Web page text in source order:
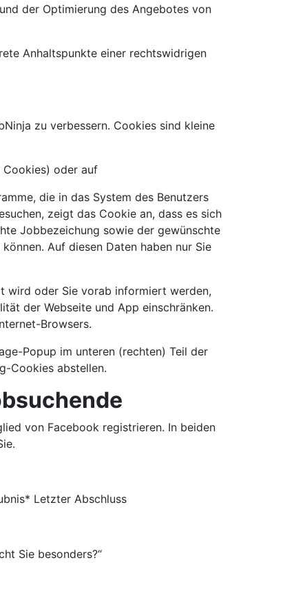
der Optimierung des Angebotes von
Anhaltspunkte einer rechtswidrigen
zu verbessern. Cookies sind kleine
Cookies) oder auf
die in das System des Benutzers
zeigt das Cookie an, dass es sich
Jobbezeichung sowie der gewünschte
Auf diesen Daten haben nur Sie
wird oder Sie vorab informiert werden,
der Webseite und App einschränken.
Browsers.
Popup im unteren (rechten) Teil der
Cookies abstellen.
von Facebook registrieren. In beiden
Letzter Abschluss
Sie besonders?“